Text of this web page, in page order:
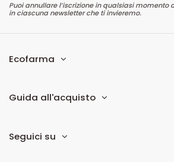
Puoi annullare l’iscrizione in qualsiasi momento
in ciascuna newsletter che ti invieremo.
Ecofarma
Guida all'acquisto
Seguici su